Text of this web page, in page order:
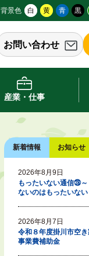
背景色 白 黄 青 黒
お問い合わせ
産業・仕事
新着情報 お知らせ
2026年8月9日
もったいない通信㉘
ないのはもったいない
2026年8月7日
令和８年度掛川市空
事業費補助金